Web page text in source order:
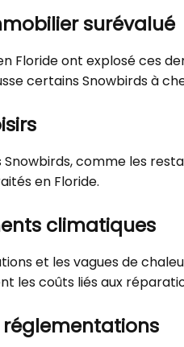
surévalué
Floride ont explosé ces
certains Snowbirds à
Snowbirds, comme les
en Floride.
climatiques
et les vagues de
les coûts liés aux
réglementations